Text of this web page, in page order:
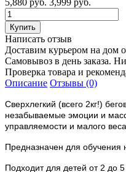
Написать отзыв
Доставим курьером на дом
Самовывоз в день заказа.
Проверка товара и
Описание Отзывы (0)
Сверхлегкий (всего 2кг!)
незабываемые эмоции и
управляемости и малого веса.
Предназначен для обучения
Подходит для детей от 2 до 5